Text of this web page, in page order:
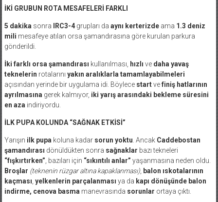
İKİ GRUBUN ROTA MESAFELERİ FARKLI
5 dakika sonra IRC3-4grupları da aynı kerterizdeama 1.3 deniz
mili mesafeye atılan orsa şamandırasına göre kurulan parkura
gönderildi.
İki farklı orsa şamandırası kullanılması, hızlı ve daha yavaş
teknelerin rotalarını yakın aralıklarla tamamlayabilmeleri
açısından yerinde bir uygulama idi. Böylece startvefiniş hatlarının
ayrılmasına gerek kalmıyor, iki yarış arasındaki bekleme süresini
en aza indiriyordu.
İLK PUPA KOLUNDA “SAĞNAK ETKİSİ”
Yarışın ilk pupa koluna kadar sorun yoktu . Ancak Caddebostan
şamandırası dönüldükten sonra sağnaklar bazı tekneleri
“fışkırtırken” , bazıları için “sıkıntılı anlar” yaşanmasına neden oldu.
Broşlar (teknenin rüzgar altına kapaklanması), balon ıskotalarının
kaçması yelkenlerin parçalanması ya da kapı dönüşünde balon
indirme, cenova basma manevrasında sorunlar ortaya çıktı.